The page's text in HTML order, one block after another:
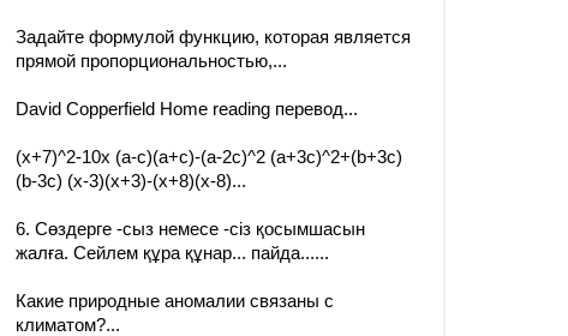
Задайте формулой функцию, которая является
прямой пропорциональностью,...
David Copperfield Home reading перевод​...
(x+7)^2-10x (a-c)(a+c)-(a-2c)^2 (a+3c)^2+(b+3c)
(b-3c) (x-3)(x+3)-(x+8)(x-8)...
6. Сөздерге -сыз немесе -сіз қосымшасын
жалға. Сейлем құра құнар... пайда......
Какие природные аномалии связаны с
климатом?...